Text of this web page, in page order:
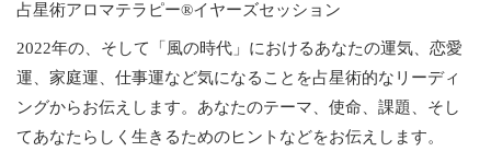
占星術アロマテラピー®イヤーズセッション
2022年の、そして「風の時代」におけるあなたの運気、恋愛
運、家庭運、仕事運など気になることを占星術的なリーディ
ングからお伝えします。あなたのテーマ、使命、課題、そし
てあなたらしく生きるためのヒントなどをお伝えします。